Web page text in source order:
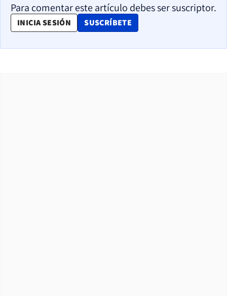
Para comentar este artículo debes ser suscriptor.
INICIA SESIÓN SUSCRÍBETE
OPENS IN NEW WINDOW